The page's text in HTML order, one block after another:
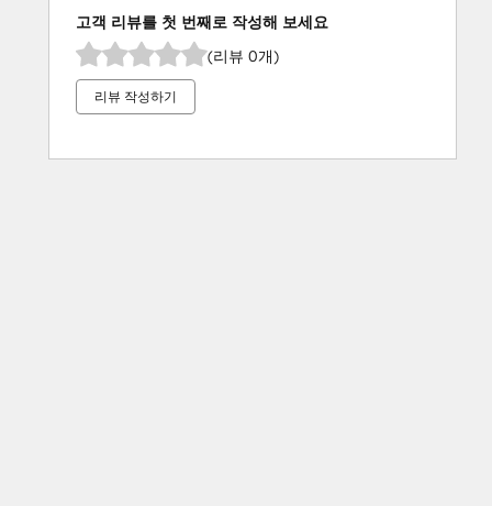
고객 리뷰를 첫 번째로 작성해 보세요
(리뷰 0개)
리뷰 작성하기